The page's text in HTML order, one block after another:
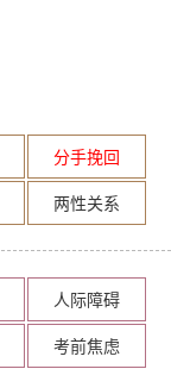
分手挽回
两性关系
人际障碍
考前焦虑